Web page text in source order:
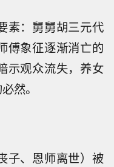
素：舅舅胡三元代
傅象征逐渐消亡的
示观众流失，养女
然。
子、恩师离世）被